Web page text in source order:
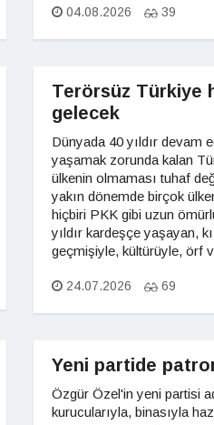
04.08.2026 39
Terörsüz Türkiye
gelecek
Dünyada 40 yıldır devam
yaşamak zorunda kalan
ülkenin olmaması tuhaf
yakın dönemde birçok
hiçbiri PKK gibi uzun
yıldır kardeşçe yaşayan,
geçmişiyle, kültürüyle, örf
24.07.2026 69
Yeni partide
Özgür Özel'in yeni partisi
kurucularıyla, binasıyla